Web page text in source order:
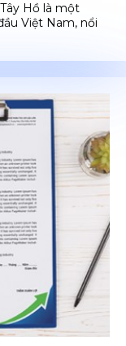
Hồ là một
Việt Nam, nổi